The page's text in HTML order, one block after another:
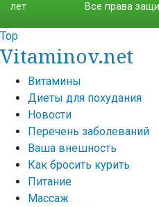
Все права
Top
Vitaminov.net
Витамины
Диеты для похудания
Новости
Перечень заболеваний
Ваша внешность
Как бросить курить
Питание
Массаж